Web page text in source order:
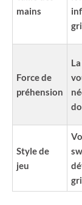
mains
Force de
préhension
Style de
jeu